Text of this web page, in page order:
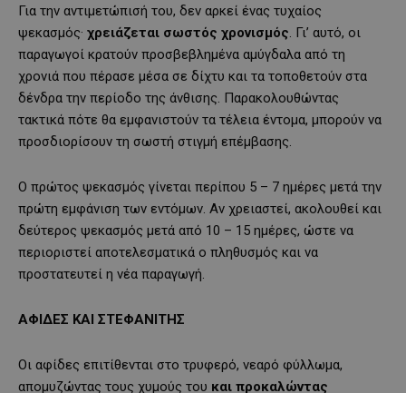
Για την αντιμετώπισή του, δεν αρκεί ένας τυχαίος
ψεκασμός· χρειάζεται σωστός χρονισμός. Γι’ αυτό, οι
παραγωγοί κρατούν προσβεβλημένα αμύγδαλα από τη
χρονιά που πέρασε μέσα σε δίχτυ και τα τοποθετούν στα
δένδρα την περίοδο της άνθισης. Παρακολουθώντας
τακτικά πότε θα εμφανιστούν τα τέλεια έντομα, μπορούν να
προσδιορίσουν τη σωστή στιγμή επέμβασης.
Ο πρώτος ψεκασμός γίνεται περίπου 5 – 7 ημέρες μετά την
πρώτη εμφάνιση των εντόμων. Αν χρειαστεί, ακολουθεί και
δεύτερος ψεκασμός μετά από 10 – 15 ημέρες, ώστε να
περιοριστεί αποτελεσματικά ο πληθυσμός και να
προστατευτεί η νέα παραγωγή.
ΑΦΙΔΕΣ ΚΑΙ ΣΤΕΦΑΝΙΤΗΣ
Οι αφίδες επιτίθενται στο τρυφερό, νεαρό φύλλωμα,
απομυζώντας τους χυμούς του και προκαλώντας